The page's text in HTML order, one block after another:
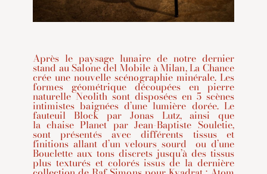
Après le paysage lunaire de notre dernier
stand au Salone del Mobile à Milan, La Chance
crée une nouvelle scénographie minérale. Les
formes géométrique découpées en pierre
naturelle Neolith sont disposées en 5 scènes
intimistes baignées d’une lumière dorée. Le
fauteuil Blockpar Jonas Lutz, ainsi que
lachaise Planetpar Jean-Baptiste Souletie,
sont présentés avec différents tissus et
finitions allant d’un velours sourd ou d’une
Bouclette aux tons discrets jusqu’à des tissus
plus texturés et colorés issus de la dernière